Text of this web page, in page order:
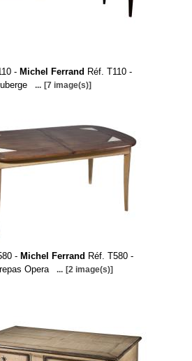
- Michel Ferrand Réf. T110 -
... [7 image(s)]
- Michel Ferrand Réf. T580 -
Opera
... [2 image(s)]